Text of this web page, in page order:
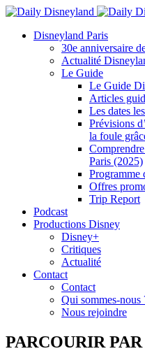
Disneyland Paris
30e anniversaire
Actualité
Le Guide
Le Guide
Articles
Les dates
Prévisions
la foule
Paris (2025)
Programme
Offres
Trip Report
Podcast
Productions Disney
Disney+
Critiques
Actualité
Contact
Contact
Qui sommes-nous
Nous rejoindre
PARCOURIR